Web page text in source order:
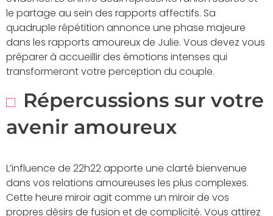
le partage au sein des rapports affectifs. Sa
quadruple répétition annonce une phase majeure
dans les rapports amoureux de Julie. Vous devez vous
préparer à accueillir des émotions intenses qui
transformeront votre perception du couple.
Répercussions sur votre
avenir amoureux
L’influence de 22h22 apporte une clarté bienvenue
dans vos relations amoureuses les plus complexes.
Cette heure miroir agit comme un miroir de vos
propres désirs de fusion et de complicité. Vous attirez